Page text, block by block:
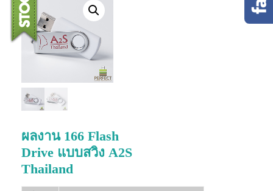
ผลงาน 166 Flash
Drive แบบสวิง A2S
Thailand